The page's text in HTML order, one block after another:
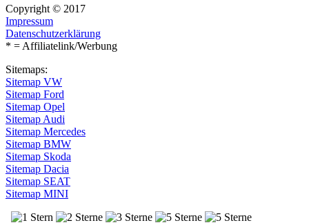
Copyright © 2017
Impressum
Datenschutzerklärung
* = Affiliatelink/Werbung
Sitemaps:
Sitemap VW
Sitemap Ford
Sitemap Opel
Sitemap Audi
Sitemap Mercedes
Sitemap BMW
Sitemap Skoda
Sitemap Dacia
Sitemap SEAT
Sitemap MINI